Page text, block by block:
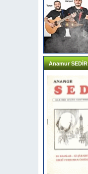
Anamur SEDİR